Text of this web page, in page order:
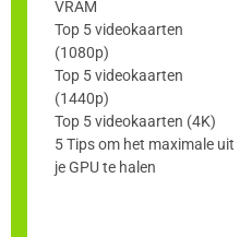
VRAM
Top 5 videokaarten
(1080p)
Top 5 videokaarten
(1440p)
Top 5 videokaarten (4K)
5 Tips om het maximale uit
je GPU te halen